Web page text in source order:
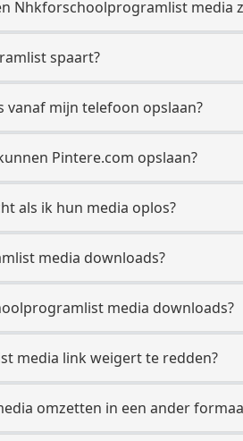
Nhkforschoolprogramlist media
spaart?
mijn telefoon opslaan?
Pintere.com opslaan?
als ik hun media oplos?
media downloads?
media downloads?
media link weigert te redden?
omzetten in een ander